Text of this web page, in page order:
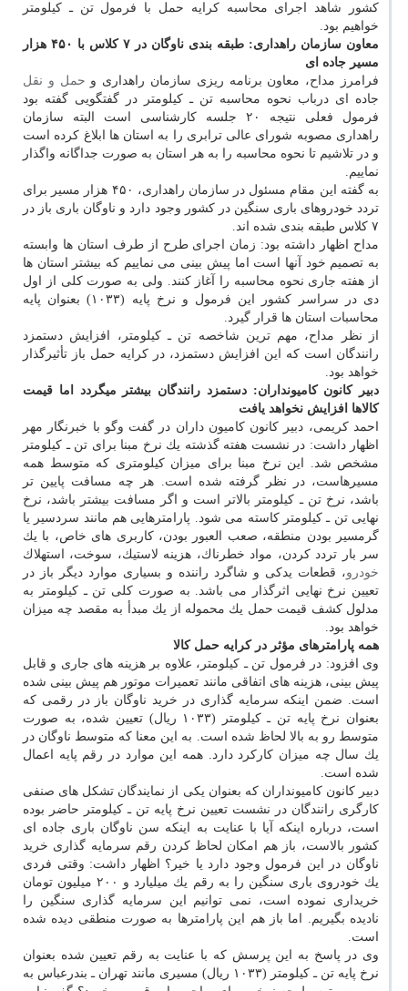
كشور شاهد اجرای محاسبه كرایه حمل با فرمول تن ـ كیلومتر
خواهیم بود.
معاون سازمان راهداری: طبقه بندی ناوگان در ۷ كلاس با ۴۵۰ هزار
مسیر جاده ای
فرامرز مداح، معاون برنامه ریزی سازمان راهداری و حمل و نقل
جاده ای درباب نحوه محاسبه تن ـ كیلومتر در گفتگویی گفته بود
فرمول فعلی نتیجه ۲۰ جلسه كارشناسی است البته سازمان
راهداری مصوبه شورای عالی ترابری را به استان ها ابلاغ كرده است
و در تلاشیم تا نحوه محاسبه را به هر استان به صورت جداگانه واگذار
نماییم.
به گفته این مقام مسئول در سازمان راهداری، ۴۵۰ هزار مسیر برای
تردد خودروهای باری سنگین در كشور وجود دارد و ناوگان باری باز در
۷ كلاس طبقه بندی شده اند.
مداح اظهار داشته بود: زمان اجرای طرح از طرف استان ها وابسته
به تصمیم خود آنها است اما پیش بینی می نماییم كه بیشتر استان ها
از هفته جاری نحوه محاسبه را آغاز كنند. ولی به صورت كلی از اول
دی در سراسر كشور این فرمول و نرخ پایه (۱۰۳۳) بعنوان پایه
محاسبات استان ها قرار گیرد.
از نظر مداح، مهم ترین شاخصه تن ـ كیلومتر، افزایش دستمزد
رانندگان است كه این افزایش دستمزد، در كرایه حمل باز تأثیرگذار
خواهد بود.
دبیر كانون كامیونداران: دستمزد رانندگان بیشتر میگردد اما قیمت
كالاها افزایش نخواهد یافت
احمد كریمی، دبیر كانون كامیون داران در گفت وگو با خبرنگار مهر
اظهار داشت: در نشست هفته گذشته یك نرخ مبنا برای تن ـ كیلومتر
مشخص شد. این نرخ مبنا برای میزان كیلومتری كه متوسط همه
مسیرهاست، در نظر گرفته شده است. هر چه مسافت پایین تر
باشد، نرخ تن ـ كیلومتر بالاتر است و اگر مسافت بیشتر باشد، نرخ
نهایی تن ـ كیلومتر كاسته می شود. پارامترهایی هم مانند سردسیر یا
گرمسیر بودن منطقه، صعب العبور بودن، كاربری های خاص، با یك
سر بار تردد كردن، مواد خطرناك، هزینه لاستیك، سوخت، استهلاك
خودرو، قطعات یدكی و شاگرد راننده و بسیاری موارد دیگر باز در
تعیین نرخ نهایی اثرگذار می باشد. به صورت كلی تن ـ كیلومتر به
مدلول كشف قیمت حمل یك محموله از یك مبدأ به مقصد چه میزان
خواهد بود.
همه پارامترهای مؤثر در كرایه حمل كالا
وی افزود: در فرمول تن ـ كیلومتر، علاوه بر هزینه های جاری و قابل
پیش بینی، هزینه های اتفاقی مانند تعمیرات موتور هم پیش بینی شده
است. ضمن اینكه سرمایه گذاری در خرید ناوگان باز در رقمی كه
بعنوان نرخ پایه تن ـ كیلومتر (۱۰۳۳ ریال) تعیین شده، به صورت
متوسط رو به بالا لحاظ شده است. به این معنا كه متوسط ناوگان در
یك سال چه میزان كاركرد دارد. همه این موارد در رقم پایه اعمال
شده است.
دبیر كانون كامیونداران كه بعنوان یكی از نمایندگان تشكل های صنفی
كارگری رانندگان در نشست تعیین نرخ پایه تن ـ كیلومتر حاضر بوده
است، درباره اینكه آیا با عنایت به اینكه سن ناوگان باری جاده ای
كشور بالاست، باز هم امكان لحاظ كردن رقم سرمایه گذاری خرید
ناوگان در این فرمول وجود دارد یا خیر؟ اظهار داشت: وقتی فردی
یك خودروی باری سنگین را به رقم یك میلیارد و ۲۰۰ میلیون تومان
خریداری نموده است، نمی توانیم این سرمایه گذاری سنگین را
نادیده بگیریم. اما باز هم این پارامترها به صورت منطقی دیده شده
است.
وی در پاسخ به این پرسش كه با عنایت به رقم تعیین شده بعنوان
نرخ پایه تن ـ كیلومتر (۱۰۳۳ ریال) مسیری مانند تهران ـ بندرعباس به